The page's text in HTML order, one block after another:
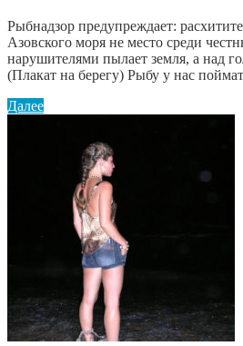
Рыбнадзор предупреждает:
Азовского моря не место среди
нарушителями пылает земля, а над
(Плакат на берегу) Рыбу у нас
Далее